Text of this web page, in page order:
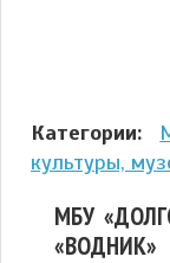
Категории:
культуры,
МБУ
«ВОДНИК»